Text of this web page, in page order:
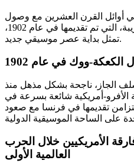
في أوائل القرن العشرين مع وصول
. هذه الرقصة الغريبة، التي تم تقديمها في عام 1902،
تمثل بداية عصر موسيقي جديد.
ووك في عام 1902
الجاز، ناجحة بشكل مذهل منذ
أمريكية شائعة بسرعة في
تقديمها في فرنسا مع صعود
الأمريكيين خلال الحرب
العالمية الأولى